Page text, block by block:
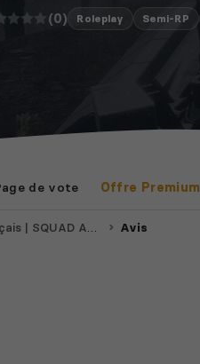
(0) Roleplay Semi-RP
de vote Offre Premium
| DISCORD | Avis